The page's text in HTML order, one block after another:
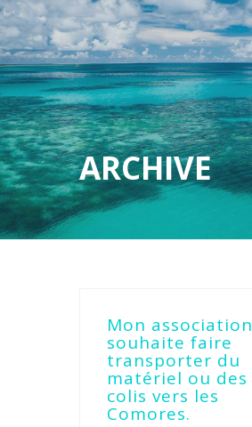
ARCHIVE
Mon association
souhaite faire
transporter du
matériel ou des
colis vers les
Comores.